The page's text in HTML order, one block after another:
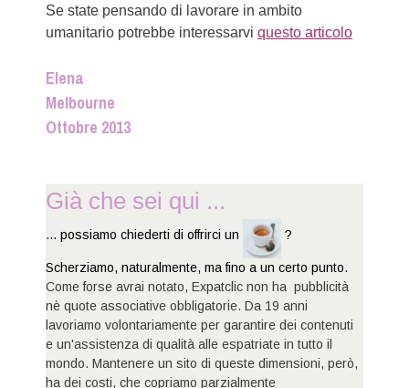
Se state pensando di lavorare in ambito
umanitario potrebbe interessarviquesto articolo
Elena
Melbourne
Ottobre 2013
Già che sei qui ...
... possiamo chiederti di offrirci un ?
Scherziamo, naturalmente, ma fino a un certo punto.
Come forse avrai notato, Expatclic non ha pubblicità
nè quote associative obbligatorie. Da 19 anni
lavoriamo volontariamente per garantire dei contenuti
e un'assistenza di qualità alle espatriate in tutto il
mondo. Mantenere un sito di queste dimensioni, però,
ha dei costi, che copriamo parzialmente